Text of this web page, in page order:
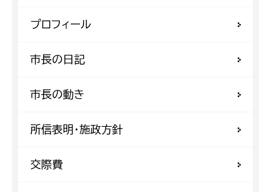
プロフィール
市長の日記
市長の動き
所信表明・施政方針
交際費